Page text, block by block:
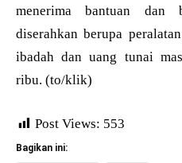
menerima bantuan dan
diserahkan berupa
ibadah dan uang tunai
ribu. (to/klik)
Post Views: 553
Bagikan ini: